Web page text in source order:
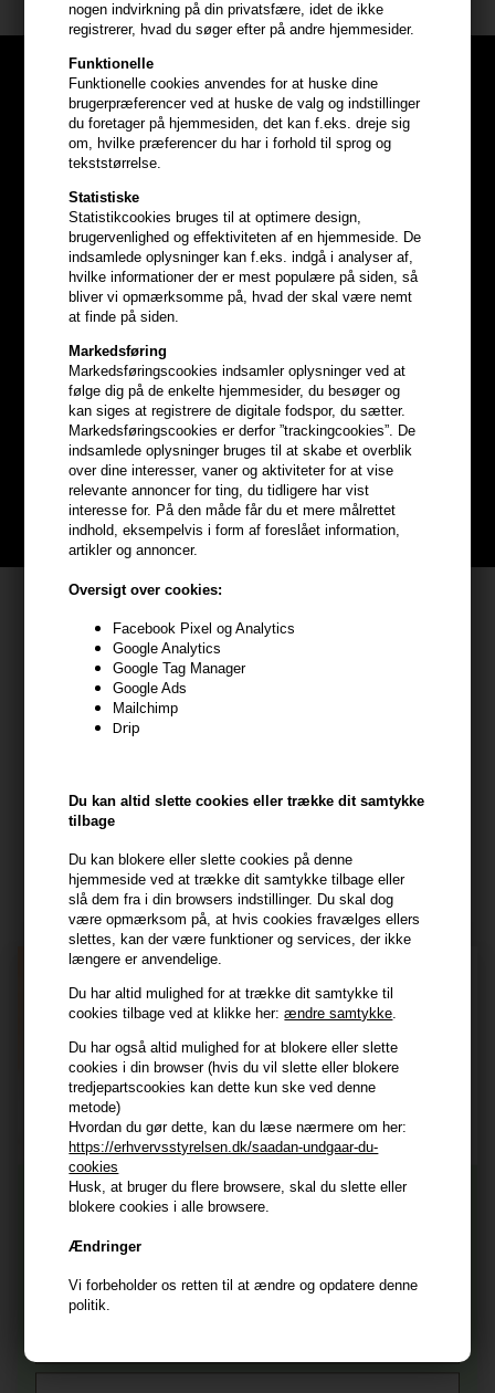
nogen indvirkning på din privatsfære, idet de ikke
registrerer, hvad du søger efter på andre hjemmesider.
Funktionelle
Funktionelle cookies anvendes for at huske dine
brugerpræferencer ved at huske de valg og indstillinger
du foretager på hjemmesiden, det kan f.eks. dreje sig
om, hvilke præferencer du har i forhold til sprog og
tekststørrelse.
Statistiske
Statistikcookies bruges til at optimere design,
brugervenlighed og effektiviteten af en hjemmeside. De
indsamlede oplysninger kan f.eks. indgå i analyser af,
hvilke informationer der er mest populære på siden, så
bliver vi opmærksomme på, hvad der skal være nemt
at finde på siden.
Markedsføring
Markedsføringscookies indsamler oplysninger ved at
følge dig på de enkelte hjemmesider, du besøger og
kan siges at registrere de digitale fodspor, du sætter.
Markedsføringscookies er derfor ”trackingcookies”. De
indsamlede oplysninger bruges til at skabe et overblik
over dine interesser, vaner og aktiviteter for at vise
relevante annoncer for ting, du tidligere har vist
interesse for. På den måde får du et mere målrettet
indhold, eksempelvis i form af foreslået information,
artikler og annoncer.
Oversigt over cookies:
Facebook Pixel og Analytics
Google Analytics
Google Tag Manager
Google Ads
Mailchimp
Drip
Du kan altid slette cookies eller trække dit samtykke
tilbage
Du kan blokere eller slette cookies på denne
hjemmeside ved at trække dit samtykke tilbage eller
slå dem fra i din browsers indstillinger. Du skal dog
være opmærksom på, at hvis cookies fravælges ellers
slettes, kan der være funktioner og services, der ikke
længere er anvendelige.
Du har altid mulighed for at trække dit samtykke til
cookies tilbage ved at klikke her:ændre samtykke.
Du har også altid mulighed for at blokere eller slette
cookies i din browser (hvis du vil slette eller blokere
tredjepartscookies kan dette kun ske ved denne
metode)
Hvordan du gør dette, kan du læse nærmere om her:
https://erhvervsstyrelsen.dk/saadan-undgaar-du-
cookies
Husk, at bruger du flere browsere, skal du slette eller
blokere cookies i alle browsere.
Ændringer
Vi forbeholder os retten til at ændre og opdatere denne
politik.
Optjen5% bonuskronerpå
hele din ordre
Bliv helt gratis en del af vores kundeklub og optjen rabatter når du
handler
BLIV GRATIS MEDLEM HER
Kundeservice
Frisenborgvej 6A
7800 Skive
CVR: 44874253
Modtag tilbud mm
Tilmeld dig nyhedsbrev - du kan altid afmelde det igen.
TILMELD
ConsentJeg accepterer vilkår og betingelser.
Læs mere her
Husk at vi har
Gratis fragt til ved køb over 399 kr på udvalgte fragtformer
356 dages returret
+9600 anmeldelser på Trustpilot , 4.9 Rating
Vi er E-mærket - Din sikkerhed
Tilmeld dig nyhedsbrevet
Og modtag nyheder, eksklusive tilbud og rabatter
direkte i din indbakke.
Fornavn